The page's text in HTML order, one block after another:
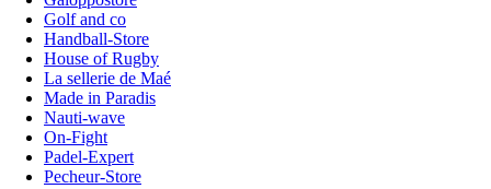
Golf and co
Handball-Store
House of Rugby
La sellerie de Maé
Made in Paradis
Nauti-wave
On-Fight
Padel-Expert
Pecheur-Store